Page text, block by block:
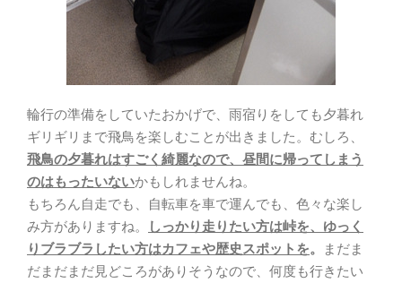
輪行の準備をしていたおかげで、雨宿りをしても夕暮れ
ギリギリまで飛鳥を楽しむことが出きました。むしろ、
飛鳥の夕暮れはすごく綺麗なので、昼間に帰ってしまう
のはもったいないかもしれませんね。
もちろん自走でも、自転車を車で運んでも、色々な楽し
み方がありますね。
しっかり走りたい方は峠を、ゆっく
りブラブラしたい方はカフェや歴史スポットを。
まだま
だまだまだ見どころがありそうなので、何度も行きたい